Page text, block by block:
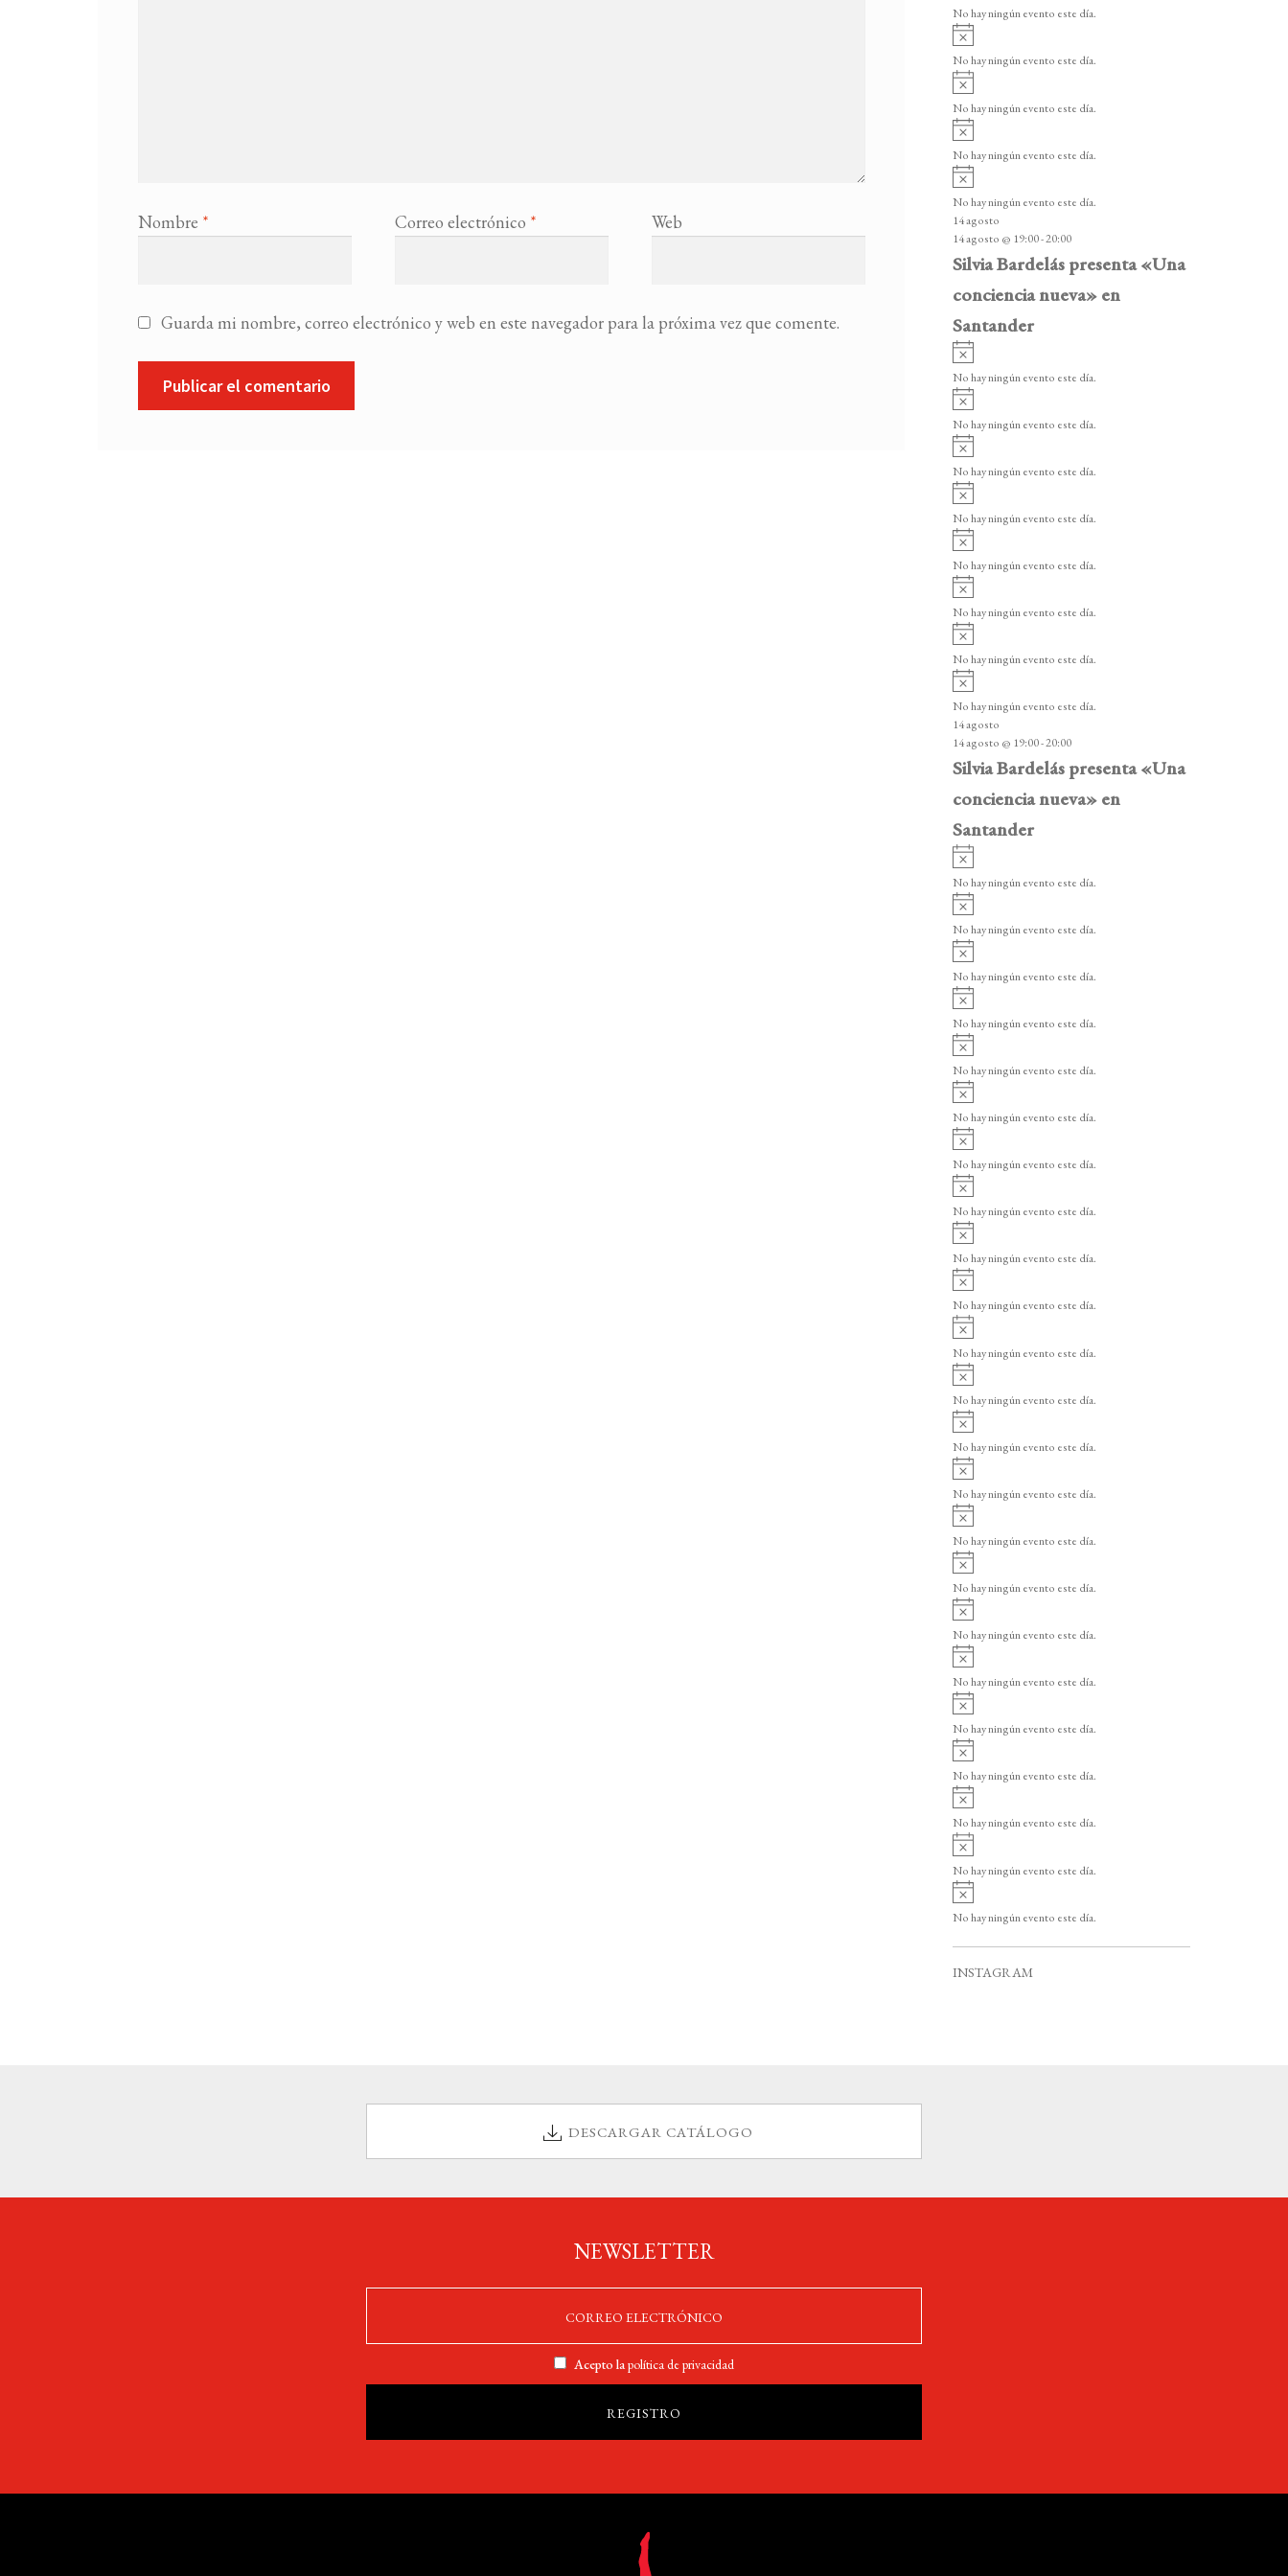
Nombre * Correo electrónico * Web
Guarda mi nombre, correo electrónico y web en este navegador para la próxima vez que comente.
e
n
t
o
s
o
i
o
No hay ningún evento este día.
v
i
o
No hay ningún evento este día.
A
v
i
o
No hay ningún evento este día.
A
v
i
o
No hay ningún evento este día.
v
i
s
o
No hay ningún evento este día.
14 agosto
14 agosto @ 19:00-20:00
Silvia Bardelás presenta «Una
conciencia nueva» en
Santander
v
i
o
No hay ningún evento este día.
v
i
o
No hay ningún evento este día.
v
i
o
No hay ningún evento este día.
v
i
o
No hay ningún evento este día.
v
i
o
No hay ningún evento este día.
v
i
o
No hay ningún evento este día.
v
i
o
No hay ningún evento este día.
v
i
s
o
No hay ningún evento este día.
14 agosto
14 agosto @ 19:00-20:00
Silvia Bardelás presenta «Una
conciencia nueva» en
Santander
A
v
i
o
No hay ningún evento este día.
A
v
i
o
No hay ningún evento este día.
v
i
o
No hay ningún evento este día.
v
i
o
No hay ningún evento este día.
v
i
o
No hay ningún evento este día.
v
i
o
No hay ningún evento este día.
v
i
o
No hay ningún evento este día.
v
i
o
No hay ningún evento este día.
v
i
o
No hay ningún evento este día.
v
i
o
No hay ningún evento este día.
A
v
i
o
No hay ningún evento este día.
A
v
i
o
No hay ningún evento este día.
A
v
i
o
No hay ningún evento este día.
v
i
o
No hay ningún evento este día.
v
i
o
No hay ningún evento este día.
v
i
o
No hay ningún evento este día.
v
i
o
No hay ningún evento este día.
v
i
o
No hay ningún evento este día.
v
i
o
No hay ningún evento este día.
v
i
o
No hay ningún evento este día.
v
i
o
No hay ningún evento este día.
A
v
i
o
No hay ningún evento este día.
A
v
i
No hay ningún evento este día.
INSTAGRAM
DESCARGAR CATÁLOGO
NEWSLETTER
Acepto lapolítica de privacidad